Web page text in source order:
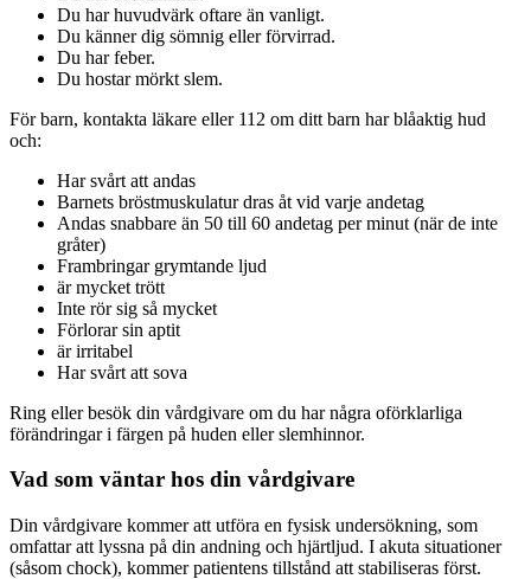
Du har huvudvärk oftare än vanligt.
Du känner dig sömnig eller förvirrad.
Du har feber.
Du hostar mörkt slem.
För barn, kontakta läkare eller 112 om ditt barn har blåaktig hud
och:
Har svårt att andas
Barnets bröstmuskulatur dras åt vid varje andetag
Andas snabbare än 50 till 60 andetag per minut (när de inte
gråter)
Frambringar grymtande ljud
är mycket trött
Inte rör sig så mycket
Förlorar sin aptit
är irritabel
Har svårt att sova
Ring eller besök din vårdgivare om du har några oförklarliga
förändringar i färgen på huden eller slemhinnor.
Vad som väntar hos din vårdgivare
Din vårdgivare kommer att utföra en fysisk undersökning, som
omfattar att lyssna på din andning och hjärtljud. I akuta situationer
(såsom chock), kommer patientens tillstånd att stabiliseras först.